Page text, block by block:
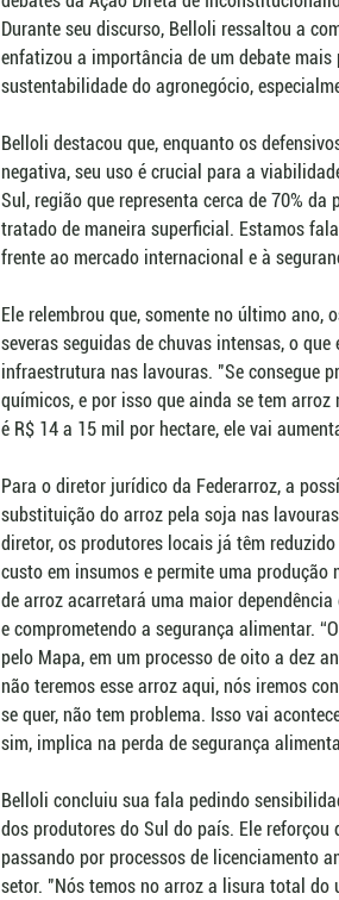
Durante seu discurso, Belloli ressaltou a
enfatizou a importância de um debate
sustentabilidade do agronegócio,
Belloli destacou que, enquanto os
negativa, seu uso é crucial para a
Sul, região que representa cerca de 70%
tratado de maneira superficial. Estamos
frente ao mercado internacional e à
Ele relembrou que, somente no último
severas seguidas de chuvas intensas, o
infraestrutura nas lavouras. "Se consegue
químicos, e por isso que ainda se tem
é R$ 14 a 15 mil por hectare, ele vai
Para o diretor jurídico da Federarroz, a
substituição do arroz pela soja nas
diretor, os produtores locais já têm
custo em insumos e permite uma produção
de arroz acarretará uma maior
e comprometendo a segurança alimentar.
pelo Mapa, em um processo de oito a dez
não teremos esse arroz aqui, nós iremos
se quer, não tem problema. Isso vai
sim, implica na perda de segurança
Belloli concluiu sua fala pedindo
dos produtores do Sul do país. Ele
passando por processos de licenciamento
setor. "Nós temos no arroz a lisura total do